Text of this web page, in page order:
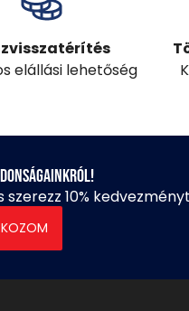
elállási lehetőség
10%